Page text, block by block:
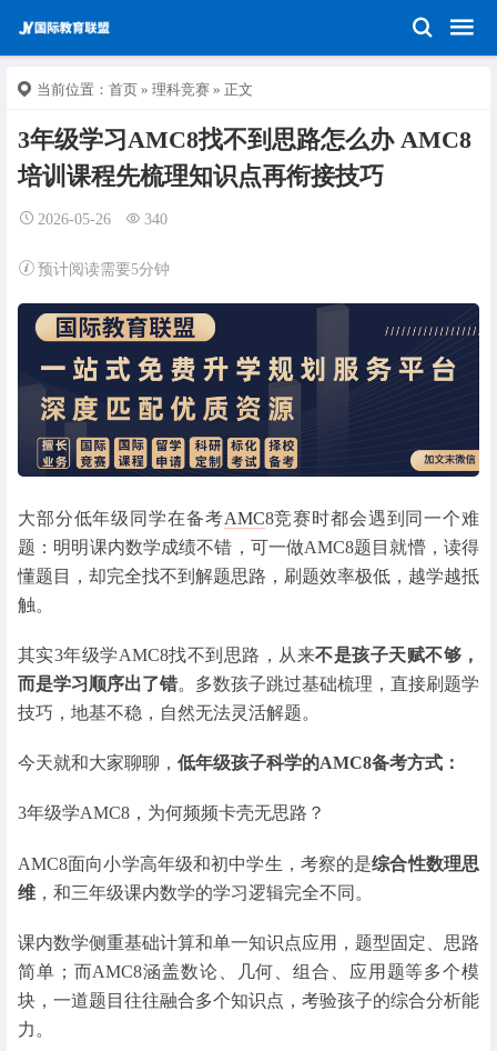
当前位置： 首页 » 理科竞赛 » 正文
3年级学习AMC8找不到思路怎么办 AMC8
培训课程先梳理知识点再衔接技巧
2026-05-26 340
预计阅读需要5分钟
大部分低年级同学在备考AMC8竞赛时都会遇到同一个难
题：明明课内数学成绩不错，可一做AMC8题目就懵，读得
懂题目，却完全找不到解题思路，刷题效率极低，越学越抵
触。
其实3年级学AMC8找不到思路，从来不是孩子天赋不够，
而是学习顺序出了错。多数孩子跳过基础梳理，直接刷题学
技巧，地基不稳，自然无法灵活解题。
今天就和大家聊聊， 低年级孩子科学的AMC8备考方式 ：
3年级学AMC8，为何频频卡壳无思路？
AMC8面向小学高年级和初中学生，考察的是综合性数理思
维 ，和三年级课内数学的学习逻辑完全不同。
课内数学侧重基础计算和单一知识点应用，题型固定、思路
简单；而AMC8涵盖数论、几何、组合、应用题等多个模
块，一道题目往往融合多个知识点，考验孩子的综合分析能
力。